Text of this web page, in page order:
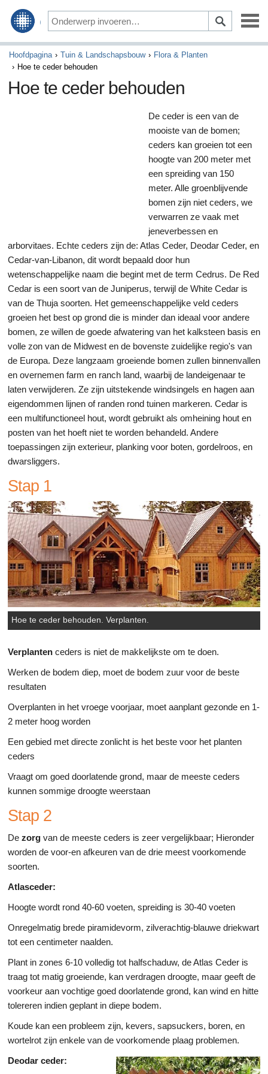
Ontwerp & Decoreren
Bouwen & Verbouwen
Schoonmaak & Huishoudelijke
Startpagina onderhoud & Reparatie
Hoofdpagina Tuin & Landschapsbouw
Flora & Planten
Hoe te ceder behouden
Hoe te ceder behouden
De ceder is een van de
mooiste van de bomen;
ceders kan groeien tot een
hoogte van 200 meter met
een spreiding van 150
meter. Alle groenblijvende
bomen zijn niet ceders, we
verwarren ze vaak met
jeneverbessen en
arborvitaes. Echte ceders zijn de: Atlas Ceder, Deodar Ceder, en
Cedar-van-Libanon, dit wordt bepaald door hun
wetenschappelijke naam die begint met de term Cedrus. De Red
Cedar is een soort van de Juniperus, terwijl de White Cedar is
van de Thuja soorten. Het gemeenschappelijke veld ceders
groeien het best op grond die is minder dan ideaal voor andere
bomen, ze willen de goede afwatering van het kalksteen basis en
volle zon van de Midwest en de bovenste zuidelijke regio's van
de Europa. Deze langzaam groeiende bomen zullen binnenvallen
en overnemen farm en ranch land, waarbij de landeigenaar te
laten verwijderen. Ze zijn uitstekende windsingels en hagen aan
eigendommen lijnen of randen rond tuinen markeren. Cedar is
een multifunctioneel hout, wordt gebruikt als omheining hout en
posten van het hoeft niet te worden behandeld. Andere
toepassingen zijn exterieur, planking voor boten, gordelroos, en
dwarsliggers.
Stap 1
Hoe te ceder behouden. Verplanten.
Verplanten ceders is niet de makkelijkste om te doen.
Werken de bodem diep, moet de bodem zuur voor de beste
resultaten
Overplanten in het vroege voorjaar, moet aanplant gezonde en 1-
2 meter hoog worden
Een gebied met directe zonlicht is het beste voor het planten
ceders
Vraagt om goed doorlatende grond, maar de meeste ceders
kunnen sommige droogte weerstaan
Stap 2
De zorg van de meeste ceders is zeer vergelijkbaar; Hieronder
worden de voor-en afkeuren van de drie meest voorkomende
soorten.
Atlasceder:
Hoogte wordt rond 40-60 voeten, spreiding is 30-40 voeten
Onregelmatig brede piramidevorm, zilverachtig-blauwe driekwart
tot een centimeter naalden.
Plant in zones 6-10 volledig tot halfschaduw, de Atlas Ceder is
traag tot matig groeiende, kan verdragen droogte, maar geeft de
voorkeur aan vochtige goed doorlatende grond, kan wind en hitte
tolereren indien geplant in diepe bodem.
Koude kan een probleem zijn, kevers, sapsuckers, boren, en
wortelrot zijn enkele van de voorkomende plaag problemen.
Deodar ceder: